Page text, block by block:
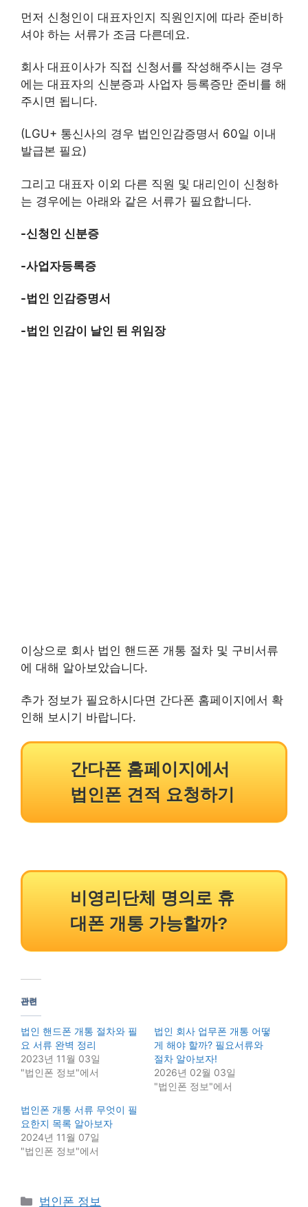
먼저 신청인이 대표자인지 직원인지에 따라 준비하
셔야 하는 서류가 조금 다른데요.
회사 대표이사가 직접 신청서를 작성해주시는 경우
에는 대표자의 신분증과 사업자 등록증만 준비를 해
주시면 됩니다.
(LGU+ 통신사의 경우 법인인감증명서 60일 이내
발급본 필요)
그리고 대표자 이외 다른 직원 및 대리인이 신청하
는 경우에는 아래와 같은 서류가 필요합니다.
-신청인 신분증
-사업자등록증
-법인 인감증명서
-법인 인감이 날인 된 위임장
이상으로 회사 법인 핸드폰 개통 절차 및 구비서류
에 대해 알아보았습니다.
추가 정보가 필요하시다면 간다폰 홈페이지에서 확
인해 보시기 바랍니다.
간다폰 홈페이지에서
법인폰 견적 요청하기
비영리단체 명의로 휴
대폰 개통 가능할까?
관련
법인 핸드폰 개통 절차와 필
요 서류 완벽 정리
2023년 11월 03일
"법인폰 정보"에서
법인 회사 업무폰 개통 어떻
게 해야 할까? 필요서류와
절차 알아보자!
2026년 02월 03일
"법인폰 정보"에서
법인폰 개통 서류 무엇이 필
요한지 목록 알아보자
2024년 11월 07일
"법인폰 정보"에서
Categories
법인폰 정보